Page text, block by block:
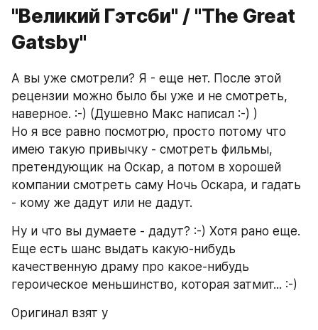
"Великий Гэтсби" / "The Great
Gatsby"
А вы уже смотрели? Я - еще нет. После этой
рецензии можно было бы уже и не смотреть,
наверное. :-) (Душевно Макс написал :-) )
Но я все равно посмотрю, просто потому что
имею такую привычку - смотреть фильмы,
претендующик на Оскар, а потом в хорошей
компании смотреть саму Ночь Оскара, и гадать
- кому же дадут или не дадут.
Ну и что вы думаете - дадут? :-) Хотя рано еще.
Еще есть шанс выдать какую-нибудь
качественную драму про какое-нибудь
героическое меньшинство, которая затмит... :-)
Оригинал взят у